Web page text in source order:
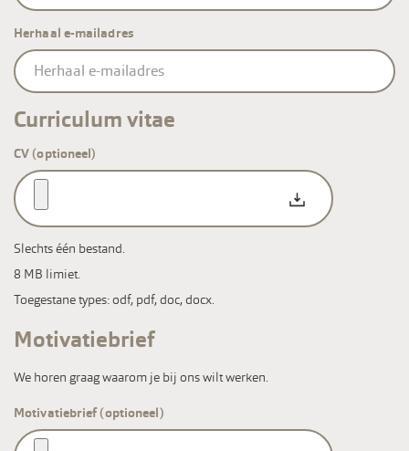
Herhaal e-mailadres
Curriculum vitae
CV (optioneel)
Slechts één bestand.
8 MB limiet.
Toegestane types: odf, pdf, doc, docx.
Motivatiebrief
We horen graag waarom je bij ons wilt werken.
Motivatiebrief (optioneel)